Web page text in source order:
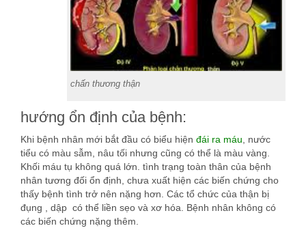
chấn thương thận
hướng ổn định của bệnh:
Khi bệnh nhân mới bắt đầu có biểu hiện đái ra máu , nước
tiểu có màu sẫm, nâu tối nhưng cũng có thể là màu vàng.
Khối máu tụ không quá lớn. tình trạng toàn thân của bệnh
nhân tương đối ổn định, chưa xuất hiện các biến chứng cho
thấy bệnh tình trở nên nặng hơn. Các tổ chức của thận bị
đụng , dập có thể liền sẹo và xơ hóa. Bệnh nhân không có
các biến chứng nặng thêm.